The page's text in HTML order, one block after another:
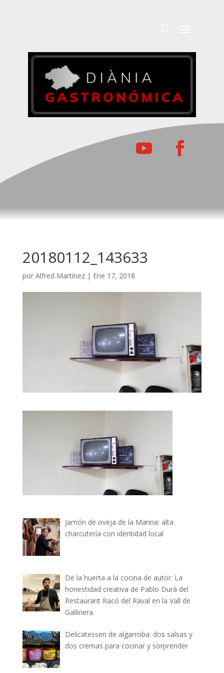
20180112_143633
por Alfred Martínez| Ene 17, 2018
Jamón de oveja de la Marina: alta
charcutería con identidad local
De la huerta a la cocina de autor: La
honestidad creativa de Pablo Durà del
Restaurant Racó del Raval en la Vall de
Gallinera
Delicatessen de algarroba: dos salsas y
dos cremas para cocinar y sorprender